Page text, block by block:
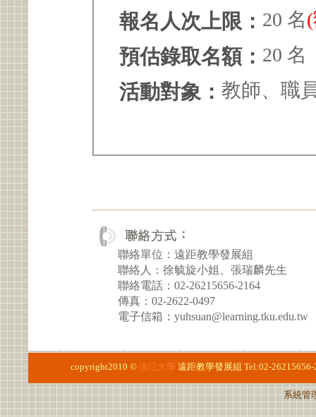
報名人次上限： 20 名
預估錄取名額： 20 名
活動對象： 教師、職
聯絡單位：遠距教學發展組
聯絡人：徐毓旋小姐、張瑞麟先生
聯絡電話：02-26215656-2164
傳真：02-2622-0497
電子信箱：yuhsuan@learning.tku.edu.tw
copyright2010 © 淡江大學 遠距教學發展組 Tel:02-26215656-
系統管